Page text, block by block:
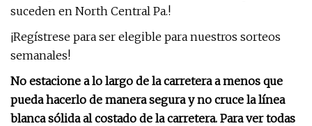
suceden en North Central Pa.!
¡Regístrese para ser elegible para nuestros sorteos
semanales!
No estacione a lo largo de la carretera a menos que
pueda hacerlo de manera segura y no cruce la línea
blanca sólida al costado de la carretera. Para ver todas